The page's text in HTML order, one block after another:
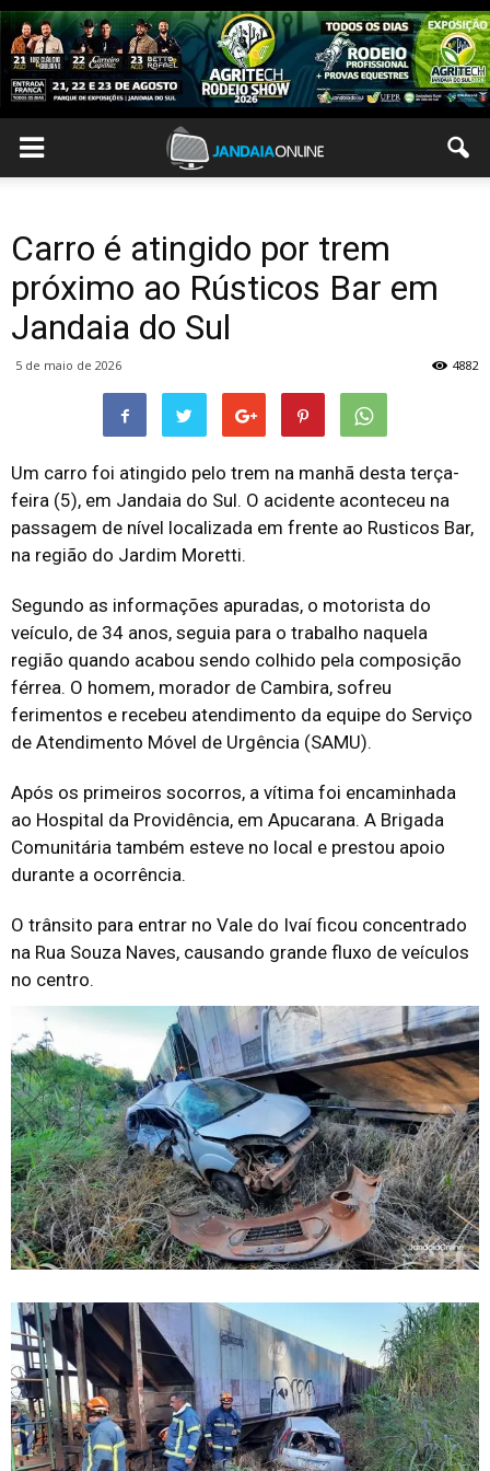
Carro é atingido por trem
próximo ao Rústicos Bar em
Jandaia do Sul
5 de maio de 2026 4882
Um carro foi atingido pelo trem na manhã desta terça-
feira (5), em Jandaia do Sul. O acidente aconteceu na
passagem de nível localizada em frente ao Rusticos Bar,
na região do Jardim Moretti.
Segundo as informações apuradas, o motorista do
veículo, de 34 anos, seguia para o trabalho naquela
região quando acabou sendo colhido pela composição
férrea. O homem, morador de Cambira, sofreu
ferimentos e recebeu atendimento da equipe do Serviço
de Atendimento Móvel de Urgência (SAMU).
Após os primeiros socorros, a vítima foi encaminhada
ao Hospital da Providência, em Apucarana. A Brigada
Comunitária também esteve no local e prestou apoio
durante a ocorrência.
O trânsito para entrar no Vale do Ivaí ficou concentrado
na Rua Souza Naves, causando grande fluxo de veículos
no centro.